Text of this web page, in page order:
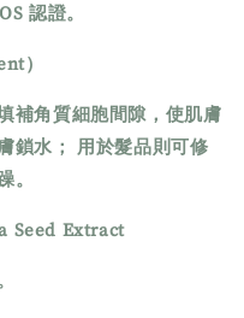
認證。
）
補角質細胞間隙，使肌膚
鎖水； 用於髮品則可修
。
Seed Extract